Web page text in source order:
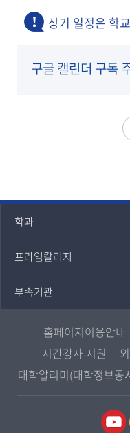
상기 일정은 학
구글 캘린더 구독
학과
인문과학대학
국어국문학과
영어영문학과
일본학과
사회과학대학
프라임칼리지
프라임칼리지
학사학위과정
평생교육과정
부속기관
부속기관
중앙도서관
원격교육혁신연구원
통합인문학연구소
디지털미디어센터
홈페이지이용안내
시간강사 지원
대학알리미(대학정보공